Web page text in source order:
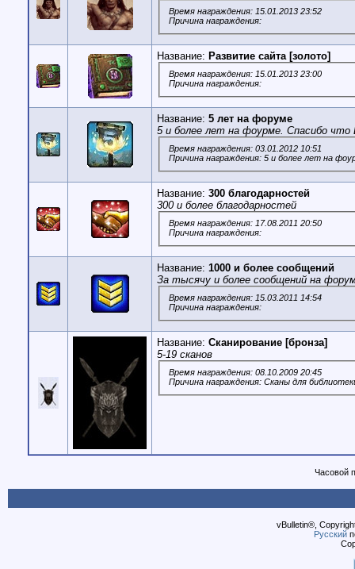
Время награждения: 15.01.2013 23:52
Причина награждения:
Название: Развитие сайта [золото]
Время награждения: 15.01.2013 23:00
Причина награждения:
Название: 5 лет на форуме
5 и более лет на фоурме. Спасибо
Время награждения: 03.01.2012 10:51
Причина награждения: 5 и более лет на
Название: 300 благодарностей
300 и более благодарностей
Время награждения: 17.08.2011 20:50
Причина награждения:
Название: 1000 и более сообщений
За тысячу и более сообщений на
Время награждения: 15.03.2011 14:54
Причина награждения:
Название: Сканирование [бронза]
5-19 cканов
Время награждения: 08.10.2009 20:45
Причина награждения: Сканы для
Часовой
vBulletin®,
Русский